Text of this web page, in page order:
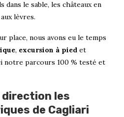
dans le sable, les châteaux en
lèvres.
place, nous avons eu le temps
, excursion à pied et
notre parcours 100 % testé et
les
de Cagliari